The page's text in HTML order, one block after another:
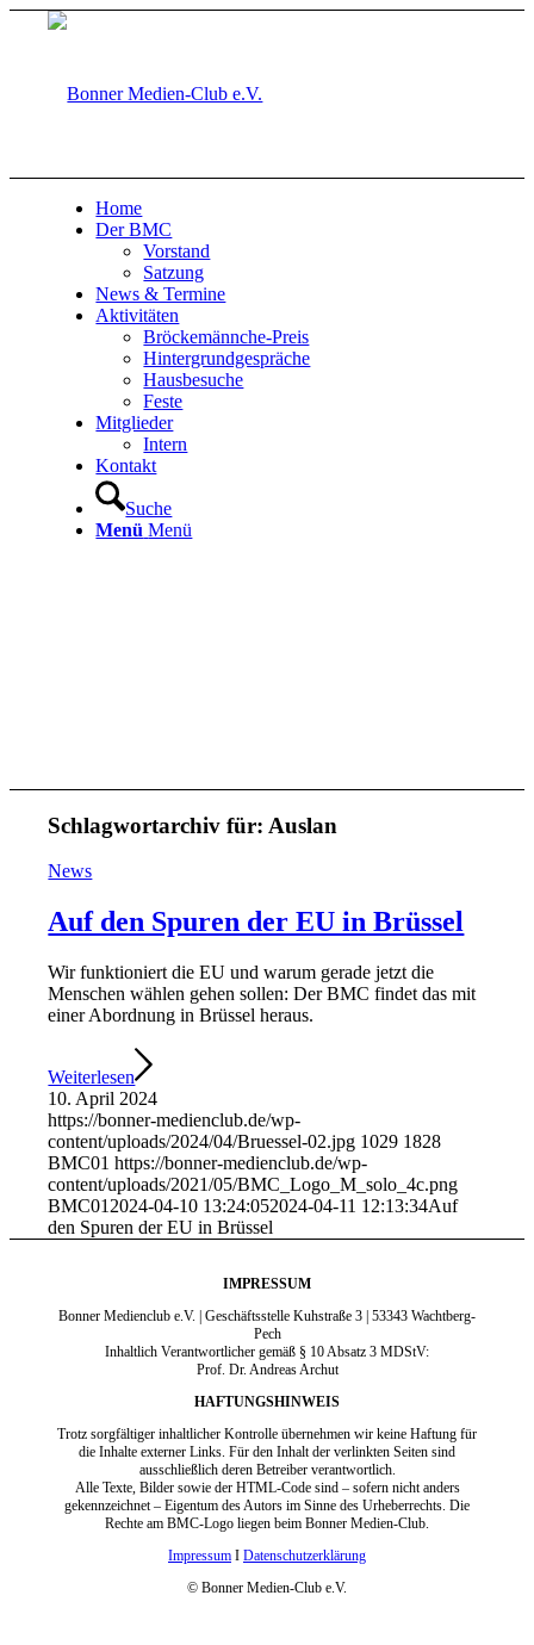
Home
Der BMC
Vorstand
Satzung
News & Termine
Aktivitäten
Bröckemännche-Preis
Hintergrundgespräche
Hausbesuche
Feste
Mitglieder
Intern
Kontakt
Suche
Menü Menü
Schlagwortarchiv für: Auslan
News
Auf den Spuren der EU in Brüssel
Wir funktioniert die EU und warum gerade jetzt die
Menschen wählen gehen sollen: Der BMC findet das mit
einer Abordnung in Brüssel heraus.
Weiterlesen
10. April 2024
https://bonner-medienclub.de/wp-
content/uploads/2024/04/Bruessel-02.jpg 1029 1828
BMC01 https://bonner-medienclub.de/wp-
content/uploads/2021/05/BMC_Logo_M_solo_4c.png
BMC01 2024-04-10 13:24:052024-04-11 12:13:34Auf
den Spuren der EU in Brüssel
IMPRESSUM
Bonner Medienclub e.V. | Geschäftsstelle Kuhstraße 3 | 53343 Wachtberg-
Pech
Inhaltlich Verantwortlicher gemäß § 10 Absatz 3 MDStV:
Prof. Dr. Andreas Archut
HAFTUNGSHINWEIS
Trotz sorgfältiger inhaltlicher Kontrolle übernehmen wir keine Haftung für
die Inhalte externer Links. Für den Inhalt der verlinkten Seiten sind
ausschließlich deren Betreiber verantwortlich.
Alle Texte, Bilder sowie der HTML-Code sind – sofern nicht anders
gekennzeichnet – Eigentum des Autors im Sinne des Urheberrechts. Die
Rechte am BMC-Logo liegen beim Bonner Medien-Club.
Impressum I Datenschutzerklärung
© Bonner Medien-Club e.V.